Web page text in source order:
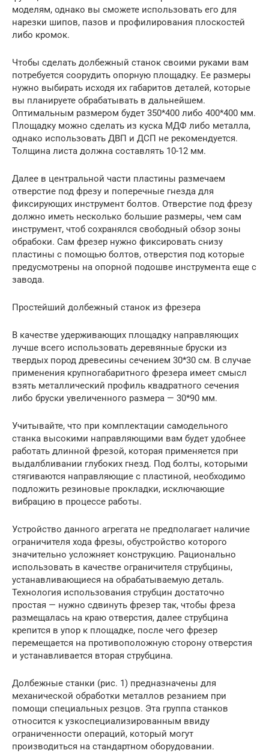
моделям, однако вы сможете использовать его для
нарезки шипов, пазов и профилирования плоскостей
либо кромок.
Чтобы сделать долбежный станок своими руками вам
потребуется соорудить опорную площадку. Ее размеры
нужно выбирать исходя их габаритов деталей, которые
вы планируете обрабатывать в дальнейшем.
Оптимальным размером будет 350*400 либо 400*400 мм.
Площадку можно сделать из куска МДФ либо металла,
однако использовать ДВП и ДСП не рекомендуется.
Толщина листа должна составлять 10-12 мм.
Далее в центральной части пластины размечаем
отверстие под фрезу и поперечные гнезда для
фиксирующих инструмент болтов. Отверстие под фрезу
должно иметь несколько большие размеры, чем сам
инструмент, чтоб сохранялся свободный обзор зоны
обрабоки. Сам фрезер нужно фиксировать снизу
пластины с помощью болтов, отверстия под которые
предусмотрены на опорной подошве инструмента еще с
завода.
Простейший долбежный станок из фрезера
В качестве удерживающих площадку направляющих
лучше всего использовать деревянные бруски из
твердых пород древесины сечением 30*30 см. В случае
применения крупногабаритного фрезера имеет смысл
взять металлический профиль квадратного сечения
либо бруски увеличенного размера — 30*90 мм.
Учитывайте, что при комплектации самодельного
станка высокими направляющими вам будет удобнее
работать длинной фрезой, которая применяется при
выдалбливании глубоких гнезд. Под болты, которыми
стягиваются направляющие с пластиной, необходимо
подложить резиновые прокладки, исключающие
вибрацию в процессе работы.
Устройство данного агрегата не предполагает наличие
ограничителя хода фрезы, обустройство которого
значительно усложняет конструкцию. Рационально
использовать в качестве ограничителя струбцины,
устанавливающиеся на обрабатываемую деталь.
Технология использования струбцин достаточно
простая — нужно сдвинуть фрезер так, чтобы фреза
размещалась на краю отверстия, далее струбцина
крепится в упор к площадке, после чего фрезер
перемещается на противоположную сторону отверстия
и устанавливается вторая струбцина.
Долбежные станки (рис. 1) предназначены для
механической обработки металлов резанием при
помощи специальных резцов. Эта группа станков
относится к узкоспециализированным ввиду
ограниченности операций, который могут
производиться на стандартном оборудовании.